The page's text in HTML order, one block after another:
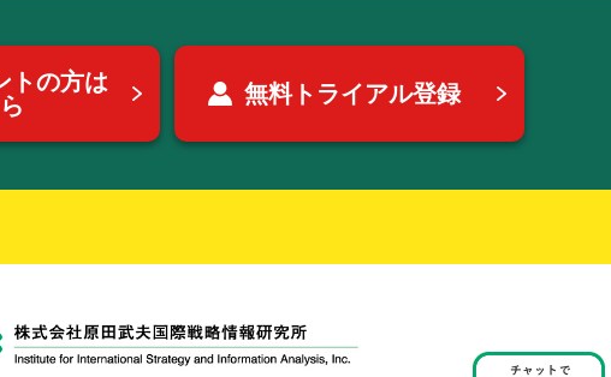
トの方は
無料トライアル登録